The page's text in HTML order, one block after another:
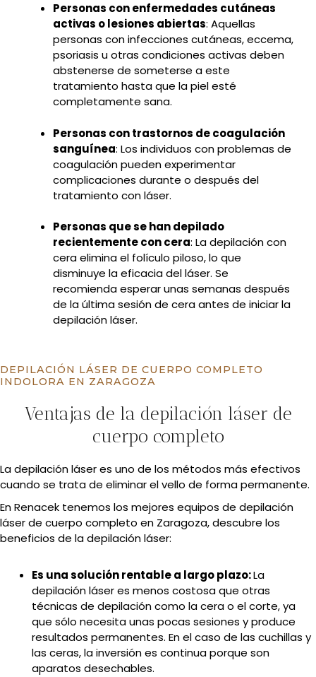
Personas con enfermedades cutáneas
activas o lesiones abiertas: Aquellas
personas con infecciones cutáneas, eccema,
psoriasis u otras condiciones activas deben
abstenerse de someterse a este
tratamiento hasta que la piel esté
completamente sana.
Personas con trastornos de coagulación
sanguínea: Los individuos con problemas de
coagulación pueden experimentar
complicaciones durante o después del
tratamiento con láser.
Personas que se han depilado
recientemente con cera: La depilación con
cera elimina el folículo piloso, lo que
disminuye la eficacia del láser. Se
recomienda esperar unas semanas después
de la última sesión de cera antes de iniciar la
depilación láser.
DEPILACIÓN LÁSER DE CUERPO COMPLETO
INDOLORA EN ZARAGOZA
Ventajas de la depilación láser de
cuerpo completo
La depilación láser es uno de los métodos más efectivos
cuando se trata de eliminar el vello de forma permanente.
En Renacek tenemos los mejores equipos de depilación
láser de cuerpo completo en Zaragoza, descubre los
beneficios de la depilación láser:
Es una solución rentable a largo plazo:La
depilación láser es menos costosa que otras
técnicas de depilación como la cera o el corte, ya
que sólo necesita unas pocas sesiones y produce
resultados permanentes. En el caso de las cuchillas y
las ceras, la inversión es continua porque son
aparatos desechables.